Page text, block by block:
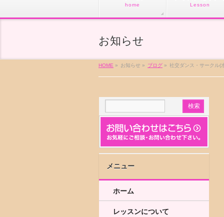
home Lesson
お知らせ
HOME » お知らせ » ブログ » 社交ダンス・サークル(
メニュー
ホーム
レッスンについて